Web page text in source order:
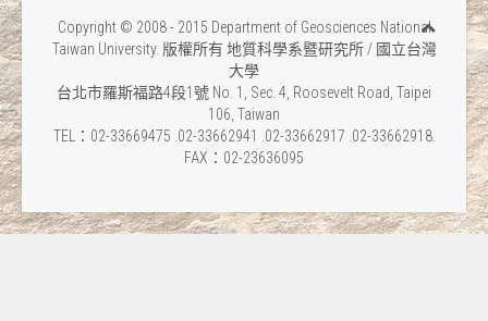
Copyright © 2008 - 2015 Department of Geosciences National
Taiwan University. 版權所有 地質科學系暨研究所 / 國立台灣
大學
台北市羅斯福路4段1號 No. 1, Sec. 4, Roosevelt Road, Taipei
106, Taiwan
TEL：02-33669475 .02-33662941 .02-33662917 .02-33662918.
FAX：02-23636095